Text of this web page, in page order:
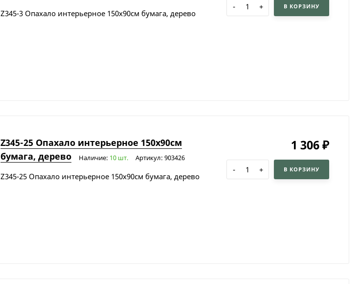
Z345-3 Опахало интерьерное 150х90см бумага, дерево
- + В КОРЗИНУ
Z345-25 Опахало интерьерное 150х90см
бумага, дерево
Наличие: 10 шт. Артикул: 903426
Z345-25 Опахало интерьерное 150х90см бумага, дерево
1 306 ₽
- + В КОРЗИНУ